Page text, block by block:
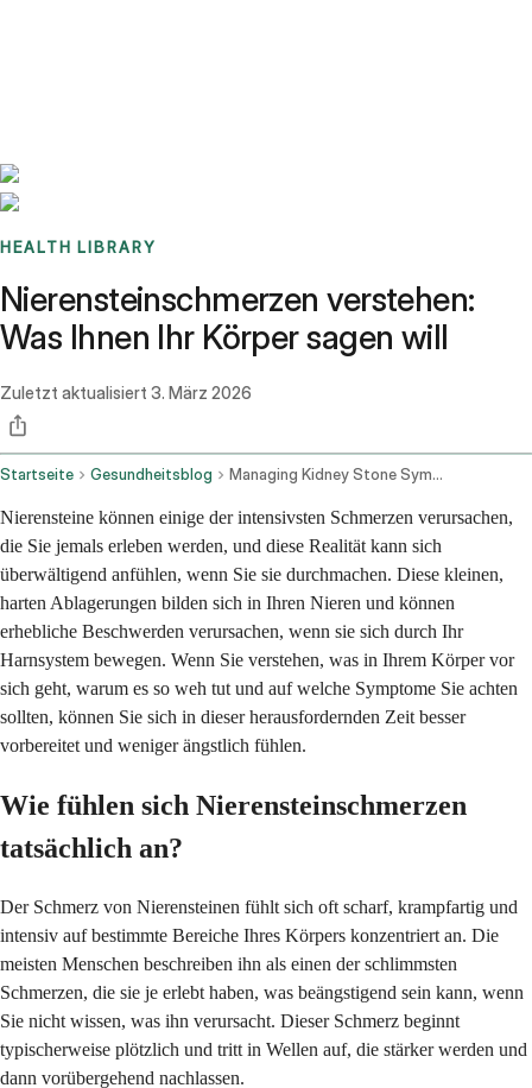
HEALTH LIBRARY
Nierensteinschmerzen verstehen:
Was Ihnen Ihr Körper sagen will
Zuletzt aktualisiert 3. März 2026
Startseite Gesundheitsblog Managing Kidney Stone Symptoms Pain And Associated Issues
Nierensteine können einige der intensivsten Schmerzen verursachen,
die Sie jemals erleben werden, und diese Realität kann sich
überwältigend anfühlen, wenn Sie sie durchmachen. Diese kleinen,
harten Ablagerungen bilden sich in Ihren Nieren und können
erhebliche Beschwerden verursachen, wenn sie sich durch Ihr
Harnsystem bewegen. Wenn Sie verstehen, was in Ihrem Körper vor
sich geht, warum es so weh tut und auf welche Symptome Sie achten
sollten, können Sie sich in dieser herausfordernden Zeit besser
vorbereitet und weniger ängstlich fühlen.
Wie fühlen sich Nierensteinschmerzen
tatsächlich an?
Der Schmerz von Nierensteinen fühlt sich oft scharf, krampfartig und
intensiv auf bestimmte Bereiche Ihres Körpers konzentriert an. Die
meisten Menschen beschreiben ihn als einen der schlimmsten
Schmerzen, die sie je erlebt haben, was beängstigend sein kann, wenn
Sie nicht wissen, was ihn verursacht. Dieser Schmerz beginnt
typischerweise plötzlich und tritt in Wellen auf, die stärker werden und
dann vorübergehend nachlassen.